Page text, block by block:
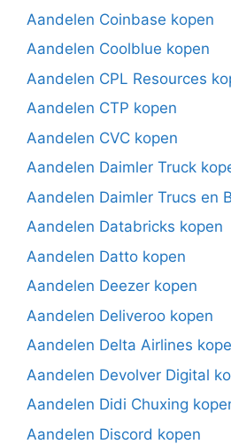
Aandelen Coinbase kopen
Aandelen Coolblue kopen
Aandelen CPL Resources
Aandelen CTP kopen
Aandelen CVC kopen
Aandelen Daimler Truck
Aandelen Daimler Trucs en
Aandelen Databricks kopen
Aandelen Datto kopen
Aandelen Deezer kopen
Aandelen Deliveroo kopen
Aandelen Delta Airlines
Aandelen Devolver Digital
Aandelen Didi Chuxing
Aandelen Discord kopen